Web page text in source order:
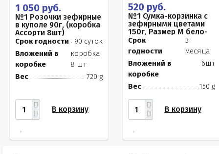
1 050 руб.
№1 Розочки зефирные
в куполе 90г, (коробка
Ассорти 8шт)
Срок годности
90 суток
Вложений в
коробке
коробка
8 шт
Вес
720 g
В корзину
520 руб.
№1 Сумка-корзинка с
зефирными цветами
150г, Размер М бело-
розовые бутоны
Срок
годности
3
месяца
Вложений в
коробке
6шт
Вес 150 g
В корзину